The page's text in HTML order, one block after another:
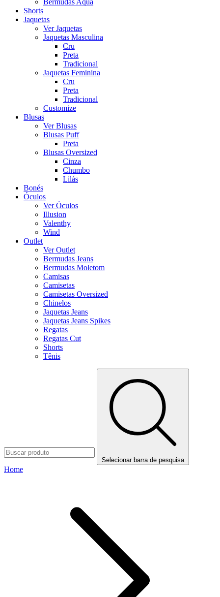
Bermudas Aqua
Shorts
Jaquetas
Ver Jaquetas
Jaquetas Masculina
Cru
Preta
Tradicional
Jaquetas Feminina
Cru
Preta
Tradicional
Customize
Blusas
Ver Blusas
Blusas Puff
Preta
Blusas Oversized
Cinza
Chumbo
Lilás
Bonés
Óculos
Ver Óculos
Illusion
Valenthy
Wind
Outlet
Ver Outlet
Bermudas Jeans
Bermudas Moletom
Camisas
Camisetas
Camisetas Oversized
Chinelos
Jaquetas Jeans
Jaquetas Jeans Spikes
Regatas
Regatas Cut
Shorts
Tênis
Selecionar barra de pesquisa
Home